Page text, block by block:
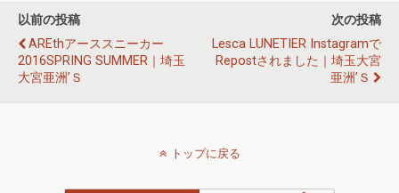
以前の投稿
AREthアーススニーカー
2016SPRING SUMMER｜埼玉
大宮亜洲’Ｓ
次の投稿
Lesca LUNETIER Instagramで
Repostされました｜埼玉大宮
亜洲’Ｓ
トップに戻る